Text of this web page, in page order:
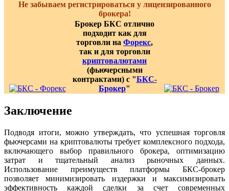
Не забываем регистрироваться у лицензированного
брокера!
Брокер БКС отлично
подходит как для
торговли на Форекс,
так и для торговли
криптовалютами
(фьючерсными
контрактами) с "БКС-
Брокер"
Заключение
Подводя итоги, можно утверждать, что успешная торговля
фьючерсами на криптовалюты требует комплексного подхода,
включающего выбор правильного брокера, оптимизацию
затрат и тщательный анализ рыночных данных.
Использование преимуществ платформы БКС-брокер
позволяет минимизировать издержки и максимизировать
эффективность каждой сделки за счет современных